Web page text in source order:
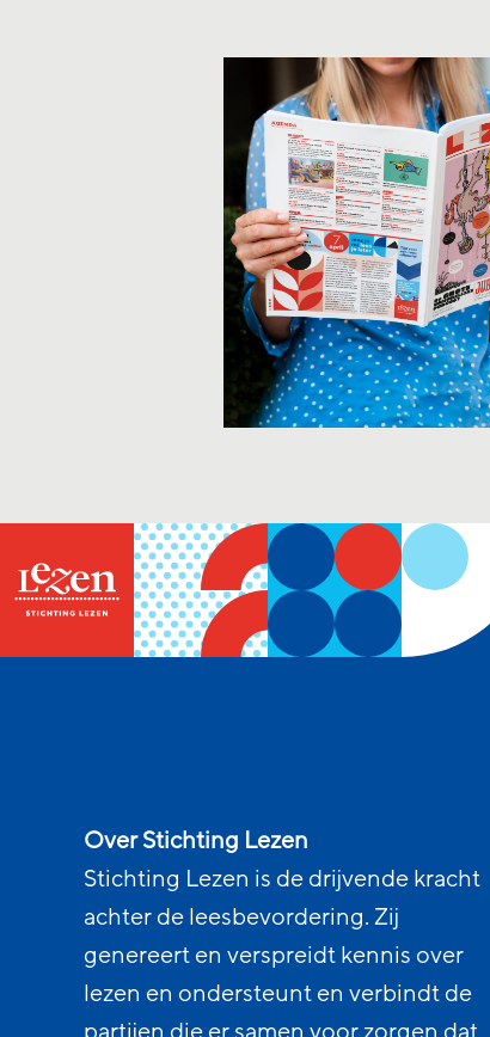
Over Stichting Lezen
Stichting Lezen is de drijvende kracht
achter de leesbevordering. Zij
genereert en verspreidt kennis over
lezen en ondersteunt en verbindt de